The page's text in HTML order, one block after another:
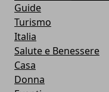
Guide
Turismo
Italia
Salute e Benessere
Casa
Donna